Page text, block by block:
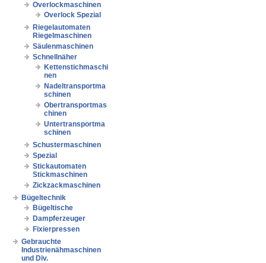
Overlockmaschinen
Overlock Spezial
Riegelautomaten
Riegelmaschinen
Säulenmaschinen
Schnellnäher
Kettenstichmaschi
nen
Nadeltransportma
schinen
Obertransportmas
chinen
Untertransportma
schinen
Schustermaschinen
Spezial
Stickautomaten
Stickmaschinen
Zickzackmaschinen
Bügeltechnik
Bügeltische
Dampferzeuger
Fixierpressen
Gebrauchte
Industrienähmaschinen
und Div.